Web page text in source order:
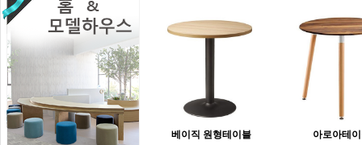
베이직 원형테이블 아로아테